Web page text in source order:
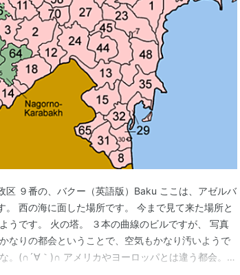
区 ９番の、バクー（英語版）Baku ここは、アゼルバ
。 西の海に面した場所です。 今まで見て来た場所と
うです。 火の塔。 ３本の曲線のビルですが、 写真
なりの都会ということで、空気もかなり汚いようで
。(∩´∀｀)∩ アメリカやヨーロッパとは違う都会。